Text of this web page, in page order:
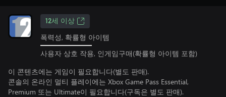
12세 이상
폭력성, 확률형 아이템
사용자 상호 작용, 인게임구매(확률형 아이템 포함)
이 콘텐츠에는 게임이 필요합니다(별도 판매).
콘솔의 온라인 멀티 플레이에는 Xbox Game Pass Essential,
Premium 또는 Ultimate이 필요합니다(구독은 별도 판매).